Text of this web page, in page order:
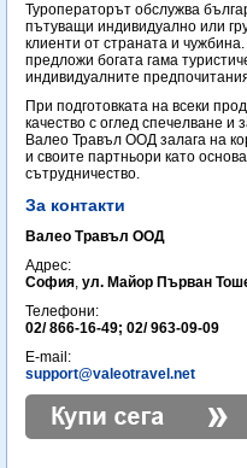
Туроператорът обслужва
пътуващи индивидуално или
клиенти от страната и
предложи богата гама
индивидуалните
При подготовката на всеки
качество с оглед спечелване и
Валео Травъл ООД залага на
и своите партньори като
сътрудничество.
За контакти
Валео Травъл ООД
Адрес:
София, ул. Майор Първан
Телефони:
02/ 866-16-49; 02/ 963-09-09
E-mail:
support@valeotravel.net